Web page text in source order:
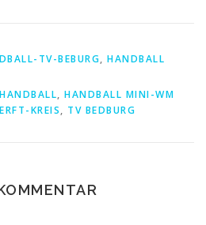
TV-BEBURG, HANDBALL
HANDBALL, HANDBALL MINI-WM
KREIS, TV BEDBURG